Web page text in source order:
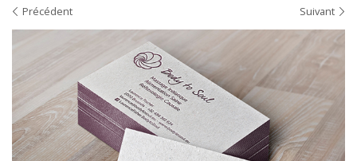
Navigation dans les images
Précédent Suivant